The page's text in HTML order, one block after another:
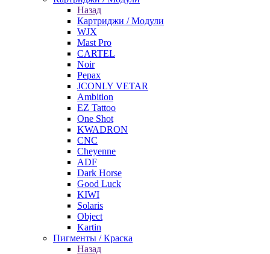
Назад
Картриджи / Модули
WJX
Mast Pro
CARTEL
Noir
Pepax
JCONLY VETAR
Ambition
EZ Tattoo
One Shot
KWADRON
CNC
Cheyenne
ADF
Dark Horse
Good Luck
KIWI
Solaris
Object
Kartin
Пигменты / Краска
Назад